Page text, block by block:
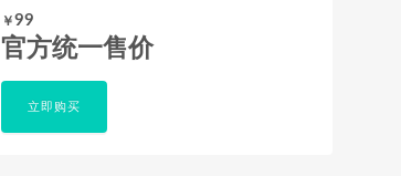
￥99
官方统一售价
立即购买